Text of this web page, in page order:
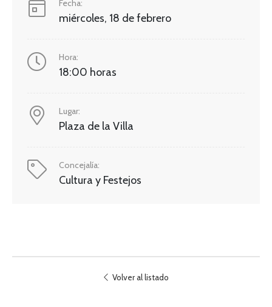
Fecha:
miércoles, 18 de febrero
Hora:
18:00 horas
Lugar:
Plaza de la Villa
Concejalía:
Cultura y Festejos
Volver al listado